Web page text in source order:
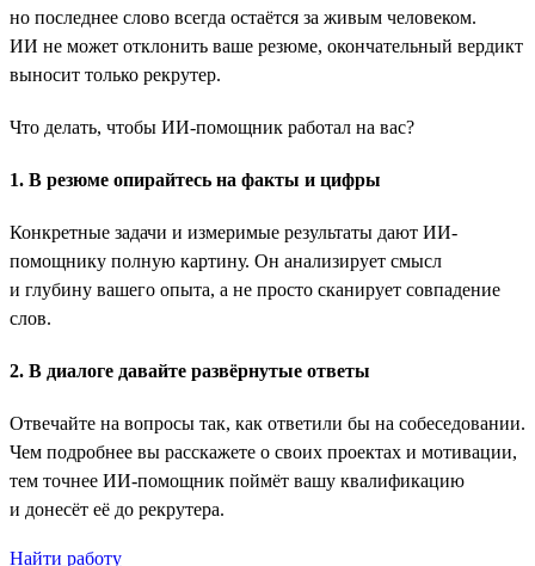
но последнее слово всегда остаётся за живым человеком.
ИИ не может отклонить ваше резюме, окончательный вердикт
выносит только рекрутер.
Что делать, чтобы ИИ-помощник работал на вас?
1. В резюме опирайтесь на факты и цифры
Конкретные задачи и измеримые результаты дают ИИ-
помощнику полную картину. Он анализирует смысл
и глубину вашего опыта, а не просто сканирует совпадение
слов.
2. В диалоге давайте развёрнутые ответы
Отвечайте на вопросы так, как ответили бы на собеседовании.
Чем подробнее вы расскажете о своих проектах и мотивации,
тем точнее ИИ-помощник поймёт вашу квалификацию
и донесёт её до рекрутера.
Найти работу